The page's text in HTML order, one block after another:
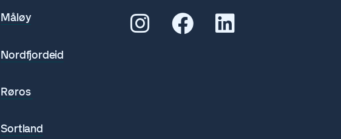
Måløy
Nordfjordeid
Røros
Sortland